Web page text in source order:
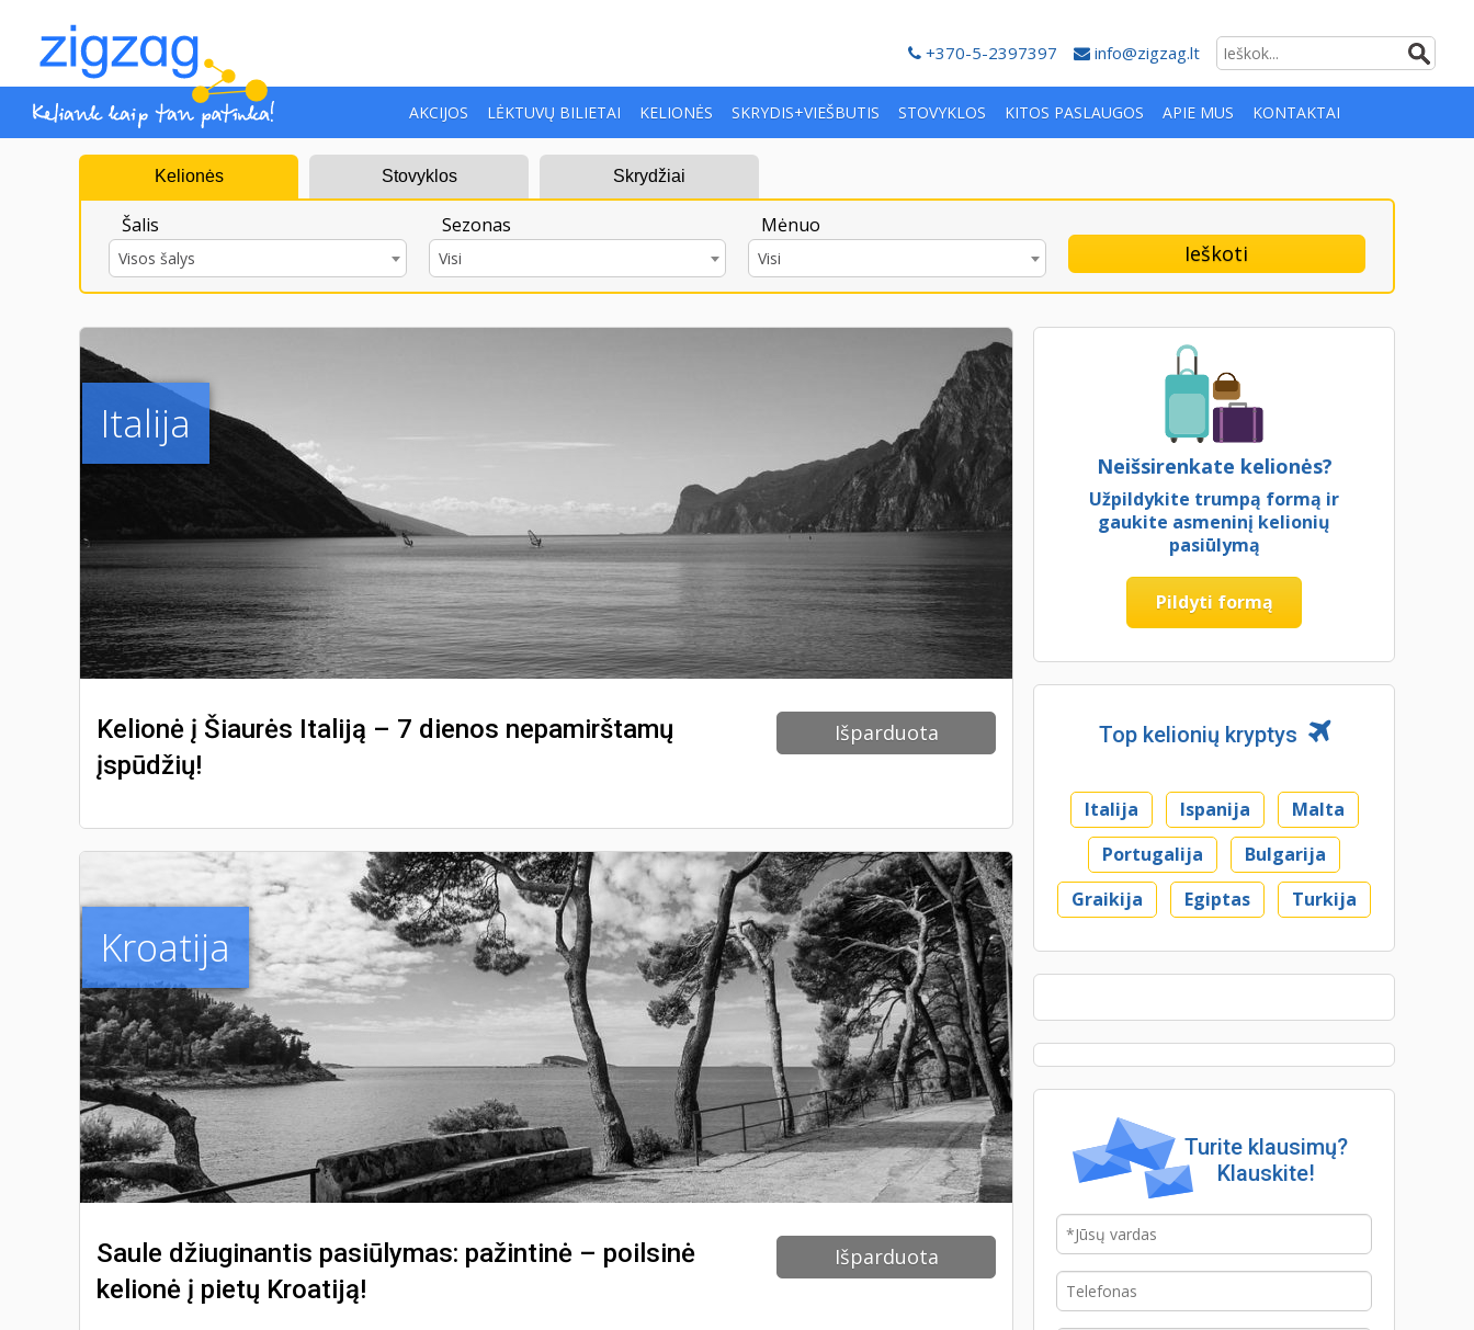
+370-5-2397397 info@zigzag.lt
AKCIJOS LĖKTUVŲ BILIETAI KELIONĖS SKRYDIS+VIEŠBUTIS STOVYKLOS KITOS PASLAUGOS APIE MUS KONTAKTAI
Kelionės Stovyklos Skrydžiai
Šalis
Visos šalys
Sezonas
Visi
Mėnuo
Visi Ieškoti
Italija
Kelionė į Šiaurės Italiją – 7 dienos nepamirštamų
įspūdžių!
Išparduota
Kroatija
Saule džiuginantis pasiūlymas: pažintinė – poilsinė
kelionė į pietų Kroatiją!
Išparduota
Neišsirenkate kelionės?
Užpildykite trumpą formą ir
gaukite asmeninį kelionių
pasiūlymą
Pildyti formą
Top kelionių kryptys
Italija Ispanija
Malta
Portugalija
Bulgarija
Graikija
Egiptas Turkija
Turite klausimų?
Klauskite!